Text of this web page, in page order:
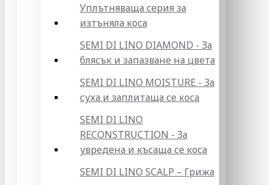
Уплътняваща серия за
изтъняла коса
SEMI DI LINO DIAMOND - За
блясък и запазване на цвета
SEMI DI LINO MOISTURE - За
суха и заплитаща се коса
SEMI DI LINO
RECONSTRUCTION - За
увредена и късаща се коса
SEMI DI LINO SCALP – Грижа